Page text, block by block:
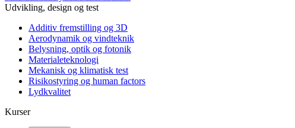
Udvikling, design og test
Additiv fremstilling og 3D
Aerodynamik og vindteknik
Belysning, optik og fotonik
Materialeteknologi
Mekanisk og klimatisk test
Risikostyring og human factors
Lydkvalitet
Kurser